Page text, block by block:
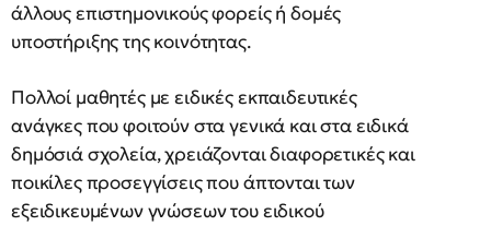
άλλους επιστημονικούς φορείς ή δομές
υποστήριξης της κοινότητας.
Πολλοί μαθητές με ειδικές εκπαιδευτικές
ανάγκες που φοιτούν στα γενικά και στα ειδικά
δημόσιά σχολεία, χρειάζονται διαφορετικές και
ποικίλες προσεγγίσεις που άπτονται των
εξειδικευμένων γνώσεων του ειδικού